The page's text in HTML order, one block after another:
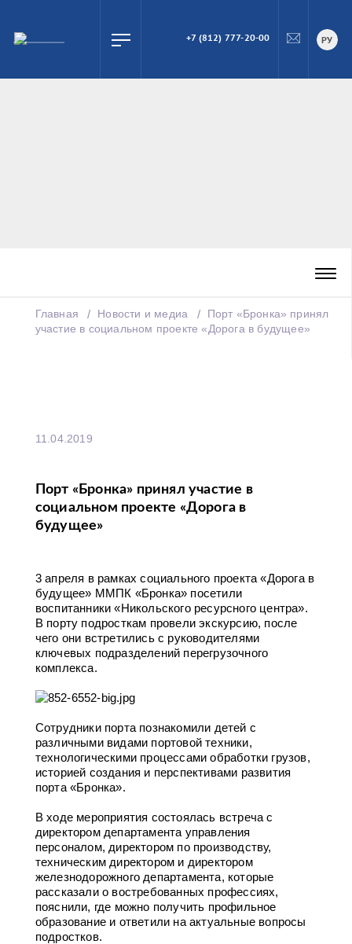
ПОИСК
+7 (812) 777-20-00 РУ
Главная Новости и медиа
Порт «Бронка» принял
участие в социальном проекте «Дорога в будущее»
11.04.2019
Порт «Бронка» принял участие в
социальном проекте «Дорога в
будущее»
3 апреля в рамках социального проекта «Дорога в
будущее» ММПК «Бронка» посетили
воспитанники «Никольского ресурсного центра».
В порту подросткам провели экскурсию, после
чего они встретились с руководителями
ключевых подразделений перегрузочного
комплекса.
Сотрудники порта познакомили детей с
различными видами портовой техники,
технологическими процессами обработки грузов,
историей создания и перспективами развития
порта «Бронка».
В ходе мероприятия состоялась встреча с
директором департамента управления
персоналом, директором по производству,
техническим директором и директором
железнодорожного департамента, которые
рассказали о востребованных профессиях,
пояснили, где можно получить профильное
образование и ответили на актуальные вопросы
подростков.